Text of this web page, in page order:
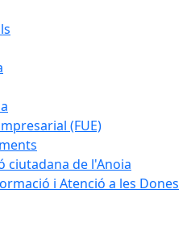
(FUE)
ciutadana de l'Anoia
i Atenció a les Dones